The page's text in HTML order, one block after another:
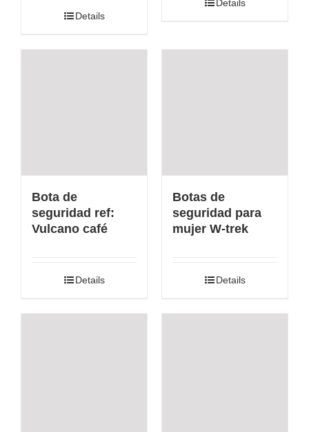
Details
Details
Bota de
seguridad ref:
Vulcano café
Details
Botas de
seguridad para
mujer W-trek
Details